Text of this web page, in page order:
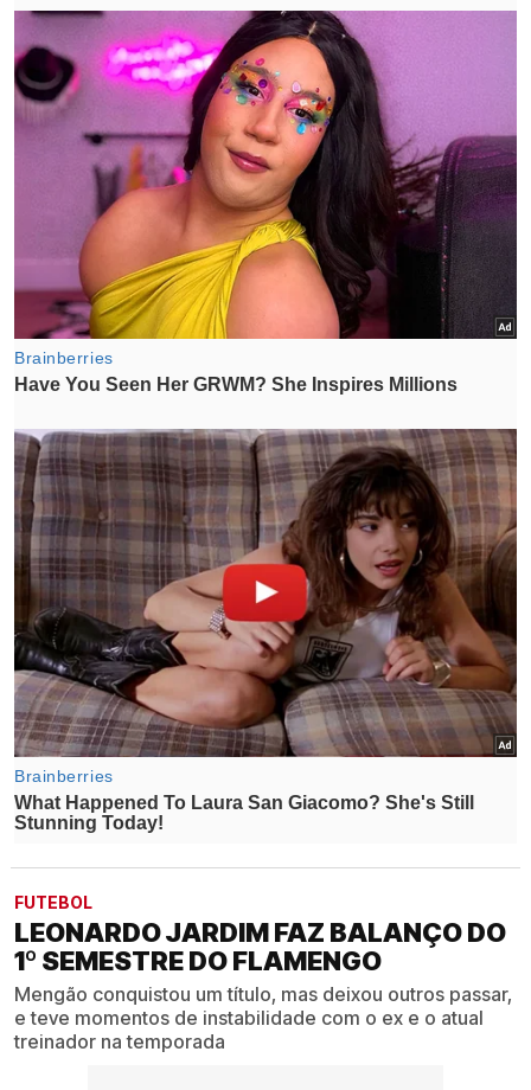
FUTEBOL
LEONARDO JARDIM FAZ BALANÇO DO
1º SEMESTRE DO FLAMENGO
Mengão conquistou um título, mas deixou outros passar,
e teve momentos de instabilidade com o ex e o atual
treinador na temporada